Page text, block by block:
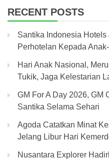
RECENT POSTS
Santika Indonesia
Perhotelan Kepada
Hari Anak Nasional,
Tukik, Jaga Kelestarian
GM For A Day 2026, GM
Santika Selama Sehari
Agoda Catatkan Minat
Jelang Libur Hari
Nusantara Explorer